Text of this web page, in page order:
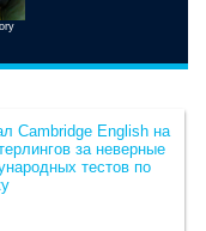
Cambridge English на
за неверные
тестов по